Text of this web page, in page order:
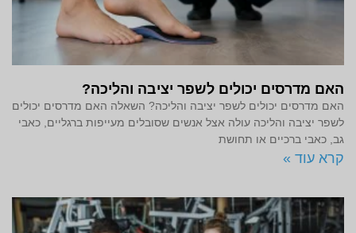
האם מדרסים יכולים לשפר יציבה והליכה?
האם מדרסים יכולים לשפר יציבה והליכה? השאלה האם מדרסים יכולים
לשפר יציבה והליכה עולה אצל אנשים שסובלים מעייפות ברגליים, כאבי
גב, כאבי ברכיים או תחושת
קרא עוד »